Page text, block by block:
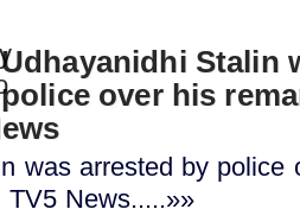
Udhayanidhi Stalin
police over his
was arrested by police
TV5 News.....»»